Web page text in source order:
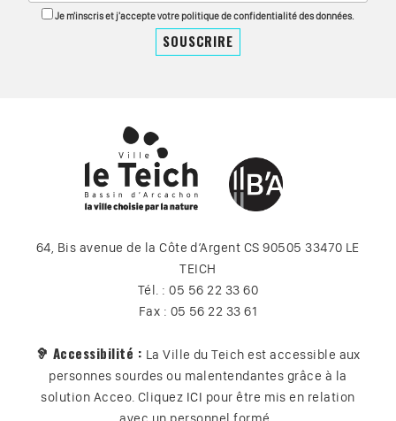
Je m'inscris et j'accepte votre politique de confidentialité des données.
64, Bis avenue de la Côte d’Argent CS 90505 33470 LE
TEICH
Tél. : 05 56 22 33 60
Fax : 05 56 22 33 61
🦻 Accessibilité : La Ville du Teich est accessible aux
personnes sourdes ou malentendantes grâce à la
solution Acceo. Cliquez ICI pour être mis en relation